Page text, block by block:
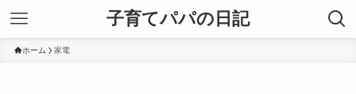
子育てパパの日記
ホーム 家電